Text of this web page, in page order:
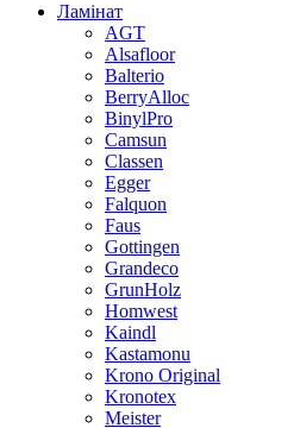
Ламінат
AGT
Alsafloor
Balterio
BerryAlloc
BinylPro
Camsun
Classen
Egger
Falquon
Faus
Gottingen
Grandeco
GrunHolz
Homwest
Kaindl
Kastamonu
Krono Original
Kronotex
Meister